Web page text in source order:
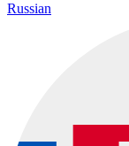
Russian